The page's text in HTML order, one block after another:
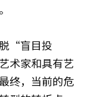
“盲目投
术家和具有艺
终，当前的危